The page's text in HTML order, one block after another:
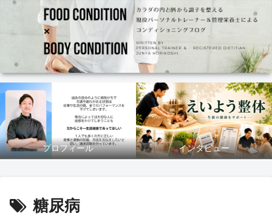
プロフィール インタビュー
糖尿病